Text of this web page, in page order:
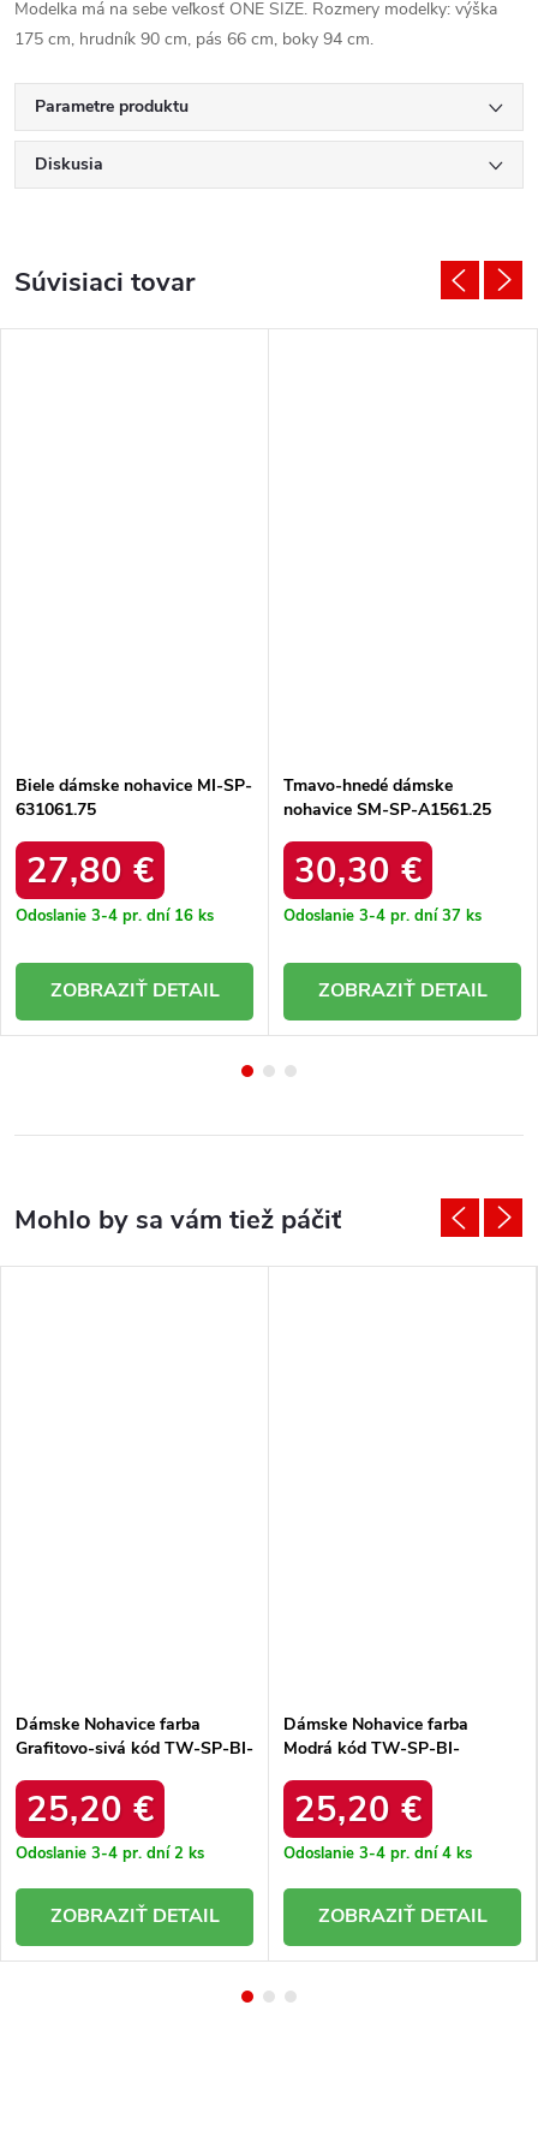
Modelka má na sebe veľkosť ONE SIZE. Rozmery modelky: výška
175 cm, hrudník 90 cm, pás 66 cm, boky 94 cm.
Parametre produktu
Diskusia
Súvisiaci tovar
Biele dámske nohavice MI-SP-
631061.75
27,80 €
Odoslanie 3-4 pr. dní 16 ks
DETAIL
Tmavo-hnedé dámske
nohavice SM-SP-A1561.25
30,30 €
Odoslanie 3-4 pr. dní37 ks
DETAIL
Dámske Nohavice farba
Grafitovo-sivá kód TW-SP-BI-
25,20 €
Odoslanie 3-4 pr. dní2 ks
DETAIL
Dámske Nohavice farba
Modrá kód TW-SP-BI-
25,20 €
Odoslanie 3-4 pr. dní4 ks
DETAIL